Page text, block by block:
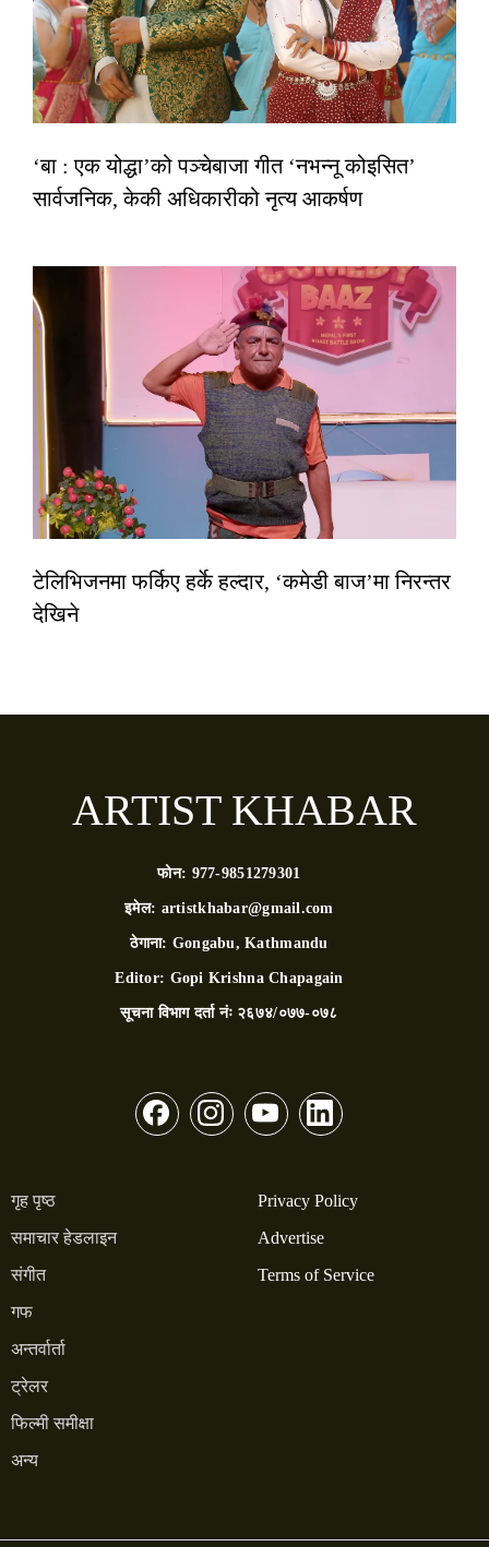
‘बा : एक योद्धा’को पञ्चेबाजा गीत ‘नभन्नू कोइसित’
सार्वजनिक, केकी अधिकारीको नृत्य आकर्षण
टेलिभिजनमा फर्किए हर्के हल्दार, ‘कमेडी बाज’मा निरन्तर
देखिने
ARTIST KHABAR
फोन: 977-9851279301
इमेल: artistkhabar@gmail.com
ठेगाना: Gongabu, Kathmandu
Editor: Gopi Krishna Chapagain
सूचना विभाग दर्ता नंः २६७४/०७७-०७८
गृह पृष्ठ
समाचार हेडलाइन
संगीत
गफ
अन्तर्वार्ता
ट्रेलर
फिल्मी समीक्षा
अन्य
Privacy Policy
Advertise
Terms of Service